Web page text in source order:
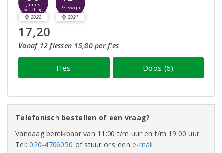
James
Suckling
2022
Perswijn
2021
17,20
Vanaf 12 flessen 15,80 per fles
Fles Doos (6)
Telefonisch bestellen of een vraag?
Vandaag bereikbaar van 11:00 t/m uur en t/m 19:00 uur.
Tel:020-4706050 of stuur ons eene-mail.